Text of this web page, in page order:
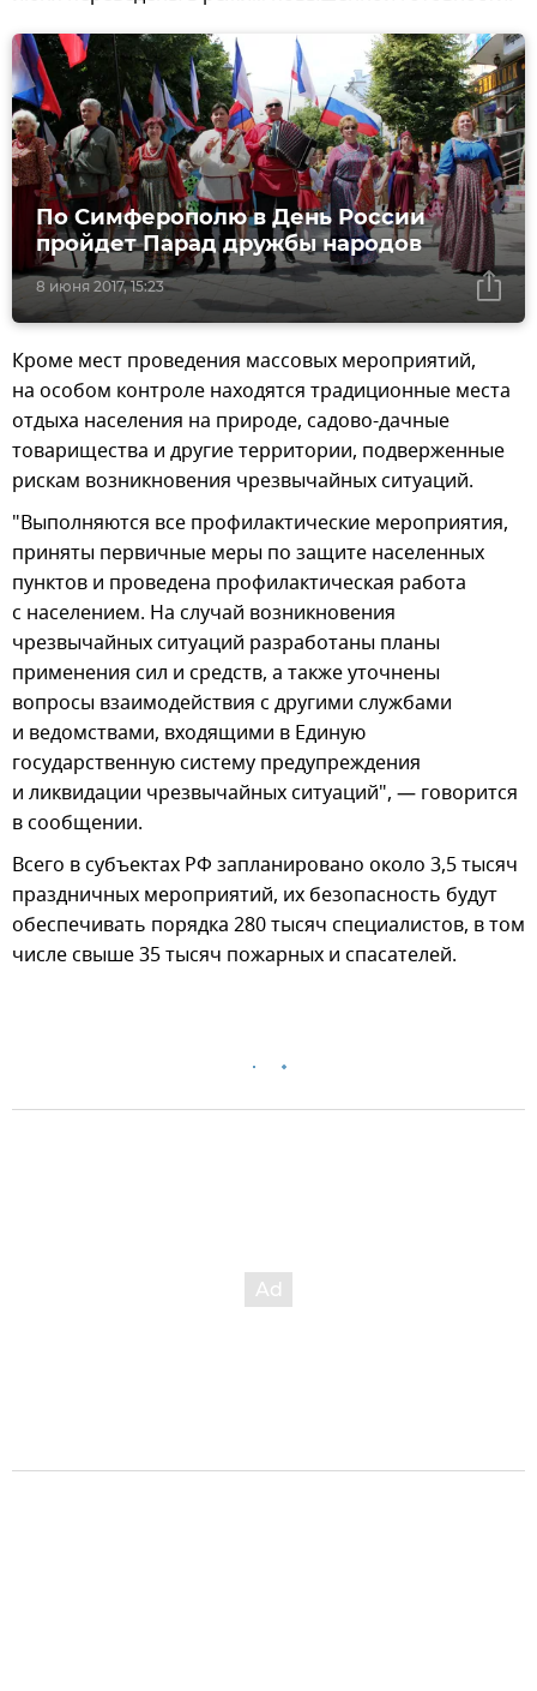
8 июня 2017, 15:23
По Симферополю в День России
пройдет Парад дружбы народов
Кроме мест проведения массовых мероприятий,
на особом контроле находятся традиционные места
отдыха населения на природе, садово-дачные
товарищества и другие территории, подверженные
рискам возникновения чрезвычайных ситуаций.
"Выполняются все профилактические мероприятия,
приняты первичные меры по защите населенных
пунктов и проведена профилактическая работа
с населением. На случай возникновения
чрезвычайных ситуаций разработаны планы
применения сил и средств, а также уточнены
вопросы взаимодействия с другими службами
и ведомствами, входящими в Единую
государственную систему предупреждения
и ликвидации чрезвычайных ситуаций", — говорится
в сообщении.
Всего в субъектах РФ запланировано около 3,5 тысяч
праздничных мероприятий, их безопасность будут
обеспечивать порядка 280 тысяч специалистов, в том
числе свыше 35 тысяч пожарных и спасателей.